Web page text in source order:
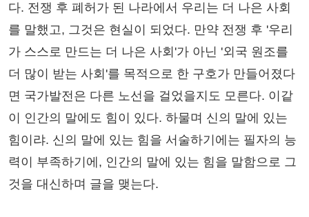
다. 전쟁 후 폐허가 된 나라에서 우리는 더 나은 사회
를 말했고, 그것은 현실이 되었다. 만약 전쟁 후 '우리
가 스스로 만드는 더 나은 사회'가 아닌 '외국 원조를
더 많이 받는 사회'를 목적으로 한 구호가 만들어졌다
면 국가발전은 다른 노선을 걸었을지도 모른다. 이같
이 인간의 말에도 힘이 있다. 하물며 신의 말에 있는
힘이랴. 신의 말에 있는 힘을 서술하기에는 필자의 능
력이 부족하기에, 인간의 말에 있는 힘을 말함으로 그
것을 대신하며 글을 맺는다.